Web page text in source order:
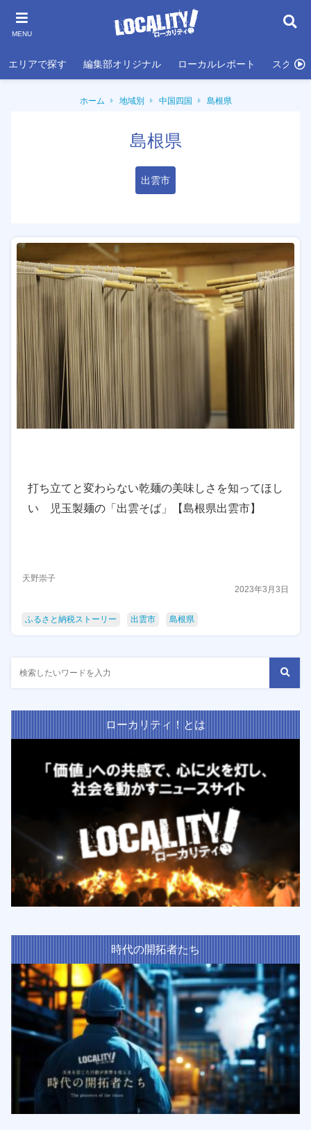
MENU
エリアで探す 編集部オリジナル ローカルレポート スクール
ホーム 地域別 中国四国 島根県
島根県
出雲市
打ち立てと変わらない乾麺の美味しさを知ってほし
い 児玉製麺の「出雲そば」【島根県出雲市】
天野崇子
2023年3月3日
ふるさと納税ストーリー 出雲市 島根県
ローカリティ！とは
時代の開拓者たち